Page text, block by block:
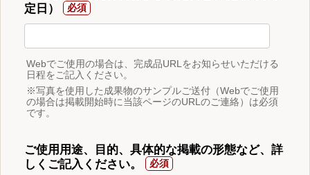
定日）
Webでご使用の場合は、完成品URLをお知らせいただける
日程をご記入ください。
※写真を使用した成果物のサンプルご送付（Webでご使用
の場合は掲載開始時に当該ページのURLのご連絡）は必須
です。
ご使用用途、目的、具体的な掲載の形態など、詳
しくご記入ください。